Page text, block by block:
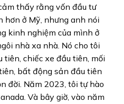
thấy rằng vốn đầu tư
hơn ở Mỹ, nhưng anh nói
kinh nghiệm của mình ở
nhà xa nhà. Nó cho tôi
tiên, chiếc xe đầu tiên, mối
bất động sản đầu tiên
đời. Năm 2023, tôi tự hào
Và bây giờ, vào năm